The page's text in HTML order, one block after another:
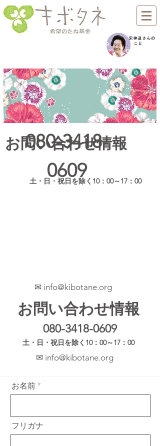
お問い合わせ情報
080-3418-
0609
​土・日・祝日を除く10：00～17：00
​✉ info@kibotane.org
お問い合わせ情報
​土・日・祝日を除く10：00～17：00
080-3418-0609
​✉ info@kibotane.org
お名前
フリガナ